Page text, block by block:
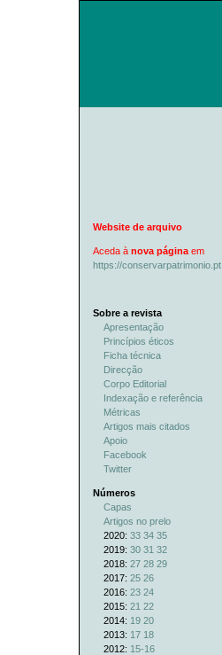
Website de arquivo
Aceda à nova página em
https://conservarpatrimonio.pt
Sobre a revista
Apresentação
Princípios éticos
Ficha técnica
Direcção
Corpo Editorial
Indexação e referência
Métricas
Artigos mais citados
Apoio
Facebook
Twitter
Números
Capas
Artigos no prelo
2020: 33 34 35
2019: 30 31 32
2018: 27 28 29
2017: 25 26
2016: 23 24
2015: 21 22
2014: 19 20
2013: 17 18
2012: 15-16